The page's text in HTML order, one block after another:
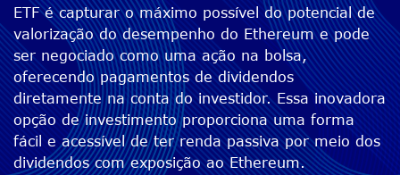
ETF é capturar o máximo possível do potencial de
valorização do desempenho do Ethereum e pode
ser negociado como uma ação na bolsa,
oferecendo pagamentos de dividendos
diretamente na conta do investidor. Essa inovadora
opção de investimento proporciona uma forma
fácil e acessível de ter renda passiva por meio dos
dividendos com exposição ao Ethereum.